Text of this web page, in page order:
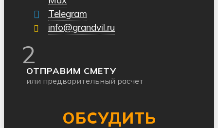
Telegram
info@grandvil.ru
2
ОТПРАВИМ СМЕТУ
или предварительный расчет
ОБСУДИТЬ